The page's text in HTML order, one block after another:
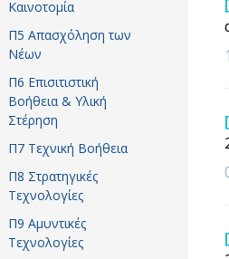
Καινοτομία
Π5 Απασχόληση των
Νέων
Π6 Επισιτιστική
Βοήθεια & Υλική
Στέρηση
Π7 Τεχνική Βοήθεια
Π8 Στρατηγικές
Τεχνολογίες
Π9 Αμυντικές
Τεχνολογίες